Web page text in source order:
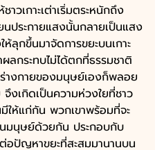
าวเกาะเต่าเริ่มตระหนักถึง
ประกายแสงนั้นกลายเป็นแสง
ห้ลุกขึ้นมาจัดการขยะบนเกาะ
ลกระทบไม่ได้ตกที่ธรรมชาติ
างกายของมนุษย์เองก็พลอย
จึงเกิดเป็นความห่วงใยที่ชาว
ให้แก่กัน พวกเขาพร้อมที่จะ
มนุษย์ด้วยกัน ประกอบกับ
อปัญหาขยะที่สะสมมานานบน